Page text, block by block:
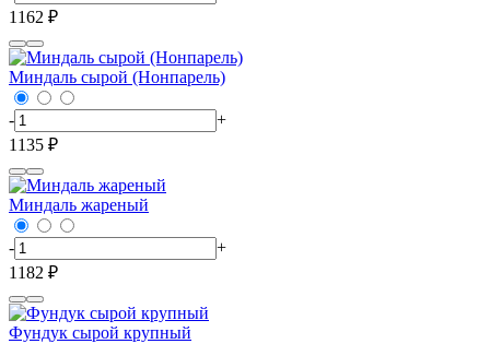
1162 ₽
Миндаль сырой (Нонпарель)
-
+
1135 ₽
Миндаль жареный
-
+
1182 ₽
Фундук сырой крупный